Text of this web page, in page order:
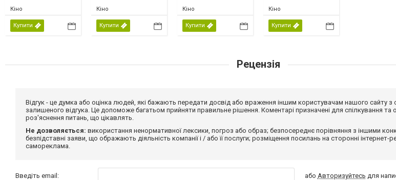
Кіно
Купити
Кіно
Купити
Кіно
Купити
Кіно
Купити
Рецензія
Відгук - це думка або оцінка людей, які бажають передати досвід або враження іншим користувачам нашого сайту
залишеного відгука. Це допоможе багатьом прийняти правильне рішення. Коментарі призначені для спілкування
роз'яснення питань, що цікавлять.
Не дозволяється: використання ненормативної лексики, погроз або образ; безпосереднє порівняння з іншими
безпідставні заяви, що ображають діяльність компанії і / або її послуги; розміщення посилань на сторонні інтернет-
самореклама.
Введіть email: або Авторизуйтесь для